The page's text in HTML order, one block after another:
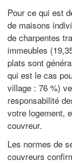
Pour ce qui est
de maisons
de charpentes
immeubles
plats sont
qui est le cas
village : 76 %)
responsabilité
votre logement,
couvreur.
Les normes de
couvreurs